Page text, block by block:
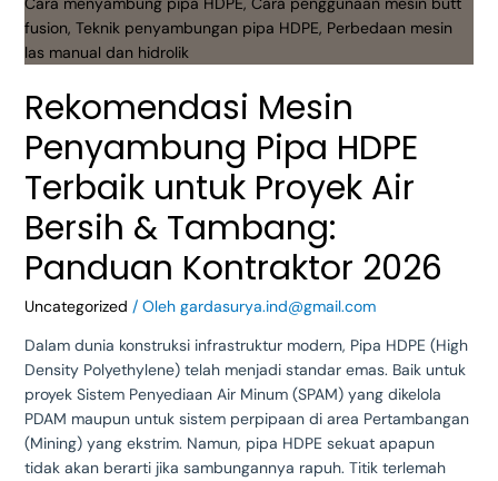
Rekomendasi Mesin
Penyambung Pipa HDPE
Terbaik untuk Proyek Air
Bersih & Tambang:
Panduan Kontraktor 2026
Uncategorized / Oleh gardasurya.ind@gmail.com
Dalam dunia konstruksi infrastruktur modern, Pipa HDPE (High
Density Polyethylene) telah menjadi standar emas. Baik untuk
proyek Sistem Penyediaan Air Minum (SPAM) yang dikelola
PDAM maupun untuk sistem perpipaan di area Pertambangan
(Mining) yang ekstrim. Namun, pipa HDPE sekuat apapun
tidak akan berarti jika sambungannya rapuh. Titik terlemah
Proyek
Air
&
Tambang:
Panduan
Kontraktor
2026